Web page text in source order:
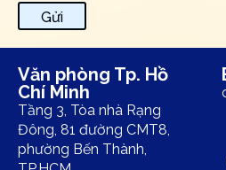
Gửi
Văn phòng Tp. Hồ
Chí Minh
Tầng 3, Tòa nhà Rạng
Đông, 81 đường CMT8,
phường Bến Thành,